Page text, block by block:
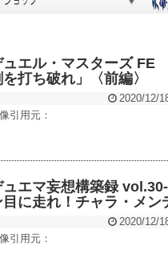
ュエル・マスターズ FE
打ち破れ」〈前編〉
2020/12/
引用元：
ュエマ妄想構築録
目に走れ！チャラ・メン
2020/12/
引用元：